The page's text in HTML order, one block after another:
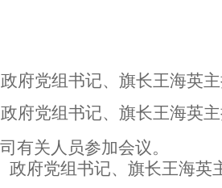
府党组书记、旗长王海英
府党组书记、旗长王海英
有关人员参加会议。
政府党组书记、旗长王海英